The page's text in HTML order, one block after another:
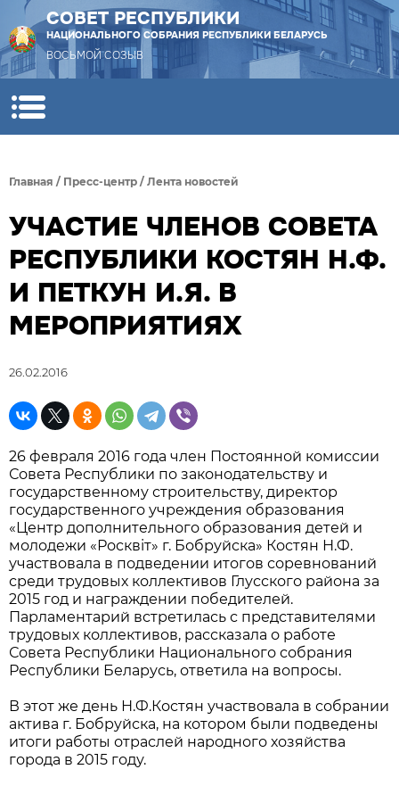
СОВЕТ РЕСПУБЛИКИ
НАЦИОНАЛЬНОГО СОБРАНИЯ РЕСПУБЛИКИ БЕЛАРУСЬ
ВОСЬМОЙ СОЗЫВ
Главная / Пресс-центр / Лента новостей
УЧАСТИЕ ЧЛЕНОВ СОВЕТА
РЕСПУБЛИКИ КОСТЯН Н.Ф.
И ПЕТКУН И.Я. В
МЕРОПРИЯТИЯХ
26.02.2016
26 февраля 2016 года член Постоянной комиссии
Совета Республики по законодательству и
государственному строительству, директор
государственного учреждения образования
«Центр дополнительного образования детей и
молодежи «Росквiт» г. Бобруйска» Костян Н.Ф.
участвовала в подведении итогов соревнований
среди трудовых коллективов Глусского района за
2015 год и награждении победителей.
Парламентарий встретилась с представителями
трудовых коллективов, рассказала о работе
Совета Республики Национального собрания
Республики Беларусь, ответила на вопросы.
В этот же день Н.Ф.Костян участвовала в собрании
актива г. Бобруйска, на котором были подведены
итоги работы отраслей народного хозяйства
города в 2015 году.